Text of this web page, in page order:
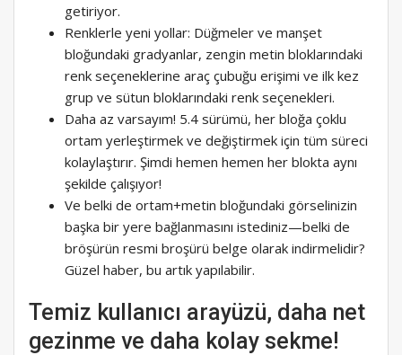
getiriyor.
Renklerle yeni yollar: Düğmeler ve manşet
bloğundaki gradyanlar, zengin metin bloklarındaki
renk seçeneklerine araç çubuğu erişimi ve ilk kez
grup ve sütun bloklarındaki renk seçenekleri.
Daha az varsayım! 5.4 sürümü, her bloğa çoklu
ortam yerleştirmek ve değiştirmek için tüm süreci
kolaylaştırır. Şimdi hemen hemen her blokta aynı
şekilde çalışıyor!
Ve belki de ortam+metin bloğundaki görselinizin
başka bir yere bağlanmasını istediniz—belki de
bröşürün resmi broşürü belge olarak indirmelidir?
Güzel haber, bu artık yapılabilir.
Temiz kullanıcı arayüzü, daha net
gezinme ve daha kolay sekme!